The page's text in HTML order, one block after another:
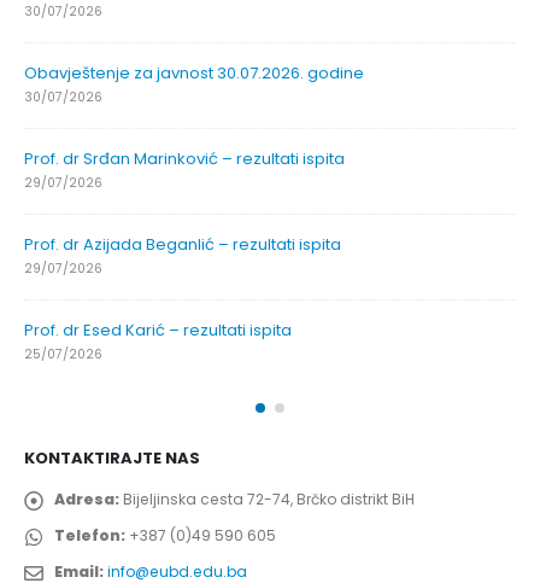
30/07/2026
Obavještenje za javnost 30.07.2026. godine
30/07/2026
Prof. dr Srđan Marinković – rezultati ispita
29/07/2026
Prof. dr Azijada Beganlić – rezultati ispita
29/07/2026
Prof. dr Esed Karić – rezultati ispita
25/07/2026
KONTAKTIRAJTE NAS
Adresa: Bijeljinska cesta 72-74, Brčko distrikt BiH
Telefon: +387 (0)49 590 605
Email:info@eubd.edu.ba